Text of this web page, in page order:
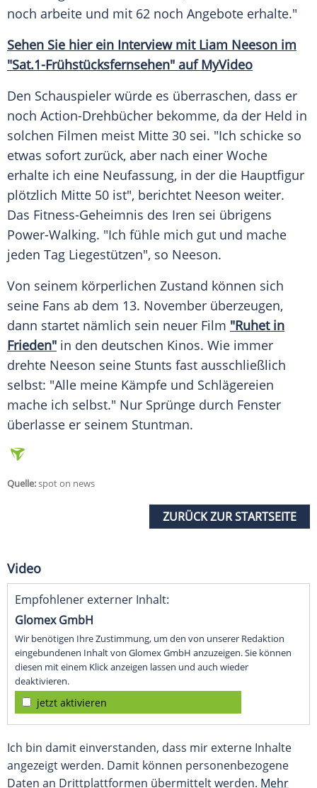
noch arbeite und mit 62 noch Angebote erhalte."
Sehen Sie hier ein Interviewmit Liam Neeson im
"Sat.1-Frühstücksfernsehen" auf MyVideo
Den Schauspieler würde es überraschen, dass er
noch Action-Drehbücher bekomme, da der Held in
solchen Filmen meist Mitte 30 sei. "Ich schicke so
etwas sofort zurück, aber nach einer Woche
erhalte ich eine Neufassung, in der die Hauptfigur
plötzlich Mitte 50 ist", berichtet Neeson weiter.
Das Fitness-Geheimnis des Iren sei übrigens
Power-Walking. "Ich fühle mich gut und mache
jeden Tag Liegestützen", so Neeson.
Von seinem körperlichen Zustand können sich
seine Fans ab dem 13. November überzeugen,
dann startet nämlich sein neuer Film "Ruhet in
Frieden" in den deutschen Kinos. Wie immer
drehte Neeson seine Stunts fast ausschließlich
selbst: "Alle meine Kämpfe und Schlägereien
mache ich selbst." Nur Sprünge durch Fenster
überlasse er seinem Stuntman.
Quelle:spot on news
ZURÜCK ZUR STARTSEITE
Video
Empfohlener externer Inhalt:
Glomex GmbH
Wir benötigen Ihre Zustimmung, um den von unserer Redaktion
eingebundenen Inhalt von Glomex GmbH anzuzeigen. Sie können
diesen mit einem Klick anzeigen lassen und auch wieder
deaktivieren.
jetzt aktivieren
Ich bin damit einverstanden, dass mir externe Inhalte
angezeigt werden. Damit können personenbezogene
Daten an Drittplattformen übermittelt werden. Mehr